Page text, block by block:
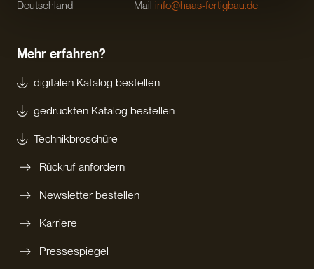
Deutschland
Mail info@haas-fertigbau.de
Mehr erfahren?
digitalen Katalog bestellen
gedruckten Katalog bestellen
Technikbroschüre
Rückruf anfordern
Newsletter bestellen
Karriere
Pressespiegel